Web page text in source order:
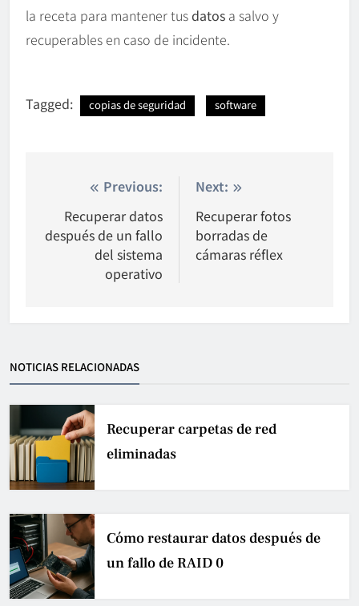
la receta para mantener tusdatos a salvo y
recuperables en caso de incidente.
Tagged: copias de seguridad software
Nawigacja
wpisu
Previous:
Recuperar datos
después de un fallo
del sistema
operativo
Next:
Recuperar fotos
borradas de
cámaras réflex
NOTICIAS RELACIONADAS
Recuperar carpetas de red
eliminadas
Cómo restaurar datos después de
un fallo de RAID 0